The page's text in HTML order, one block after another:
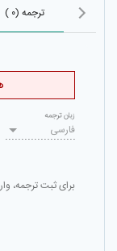
ترجمه (۰ )
فارسی
زبان ترجمه
برای ثبت ترجمه،